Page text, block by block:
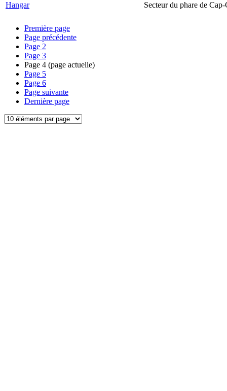
Hangar Secteur du phare de Cap-
Première page
Page précédente
Page 2
Page 3
Page 4 (page actuelle)
Page 5
Page 6
Page suivante
Dernière page